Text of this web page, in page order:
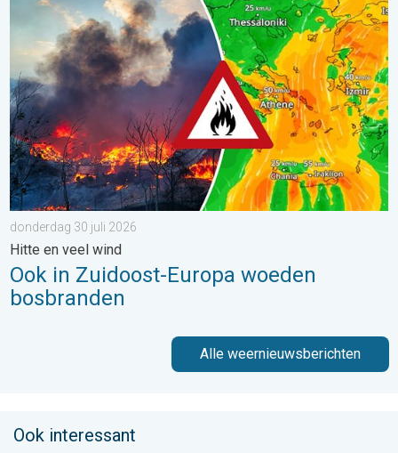
Ook in Zuidoost-Europa woeden bosbranden. Hitte en veel
donderdag 30 juli 2026
Hitte en veel wind
Ook in Zuidoost-Europa woeden
bosbranden
Alle weernieuwsberichten
Ook interessant